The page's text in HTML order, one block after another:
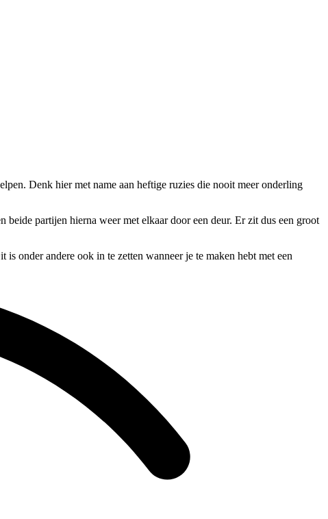
Denk hier met name aan heftige ruzies die nooit meer onderling
partijen hierna weer met elkaar door een deur. Er zit dus een groot
onder andere ook in te zetten wanneer je te maken hebt met een